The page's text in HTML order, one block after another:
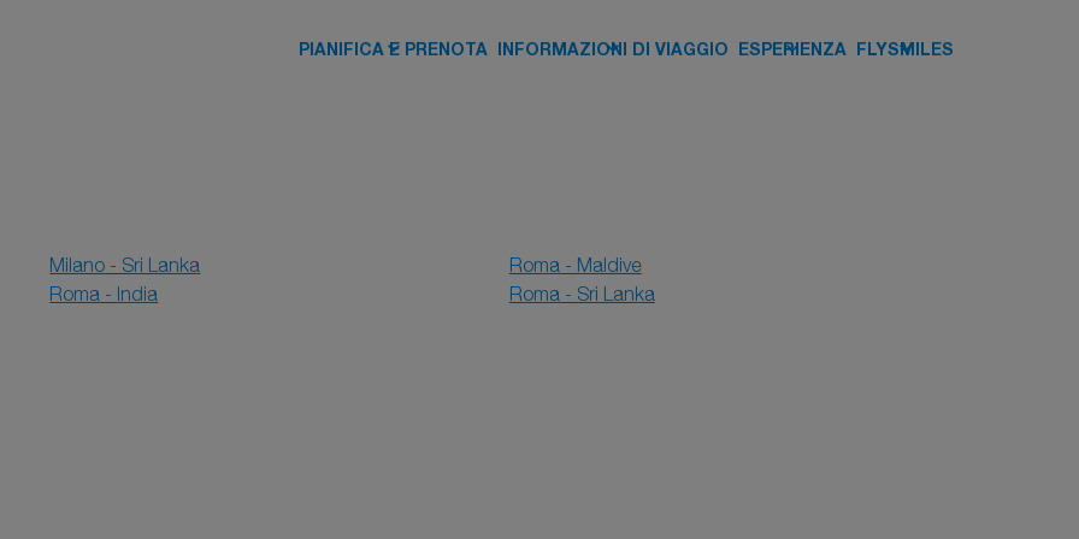
PIANIFICA E PRENOTA
keyboard_arrow_down INFORMAZIONI DI VIAGGIO
keyboard_arrow_down ESPERIENZA
keyboard_arrow_down FLYSMILES
keyboard_arrow_down
Milano - Sri Lanka
Roma - India
Roma - Maldive
Roma - Sri Lanka